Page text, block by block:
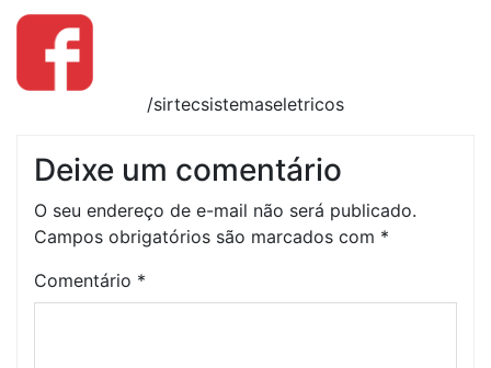
/sirtecsistemaseletricos
Deixe um comentário
O seu endereço de e-mail não será publicado.
Campos obrigatórios são marcados com *
Comentário *